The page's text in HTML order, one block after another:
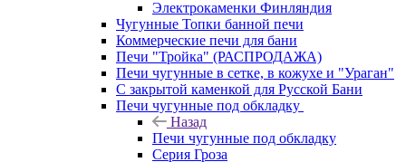
Электрокаменки Финляндия
Чугунные Топки банной печи
Коммерческие печи для бани
Печи "Тройка" (РАСПРОДАЖА)
Печи чугунные в сетке, в кожухе и "Ураган"
С закрытой каменкой для Русской Бани
Печи чугунные под обкладку
Назад
Печи чугунные под обкладку
Серия Гроза